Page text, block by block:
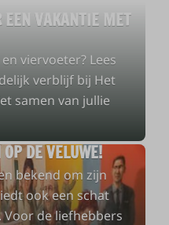
EEN VAKANTIE MET
viervoeter? Lees
verblijf bij Het
samen van jullie
DE VELUWE!
bekend om zijn
ook een schat
de liefhebbers